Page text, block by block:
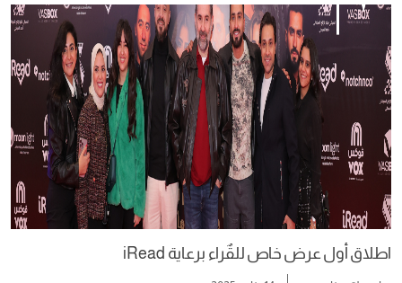
اطلاق أول عرض خاص للقٌراء برعاية iRead